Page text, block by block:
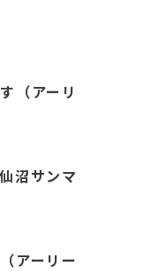
（アーリ
沼サンマ
アーリー